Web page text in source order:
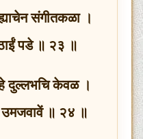
संगीतकळा ।
पडे ॥ २३ ॥
दुल्लभचि केवळ ।
उमजवावें ॥ २४ ॥